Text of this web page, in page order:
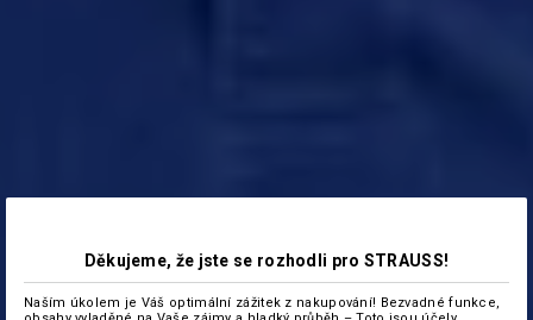
Děkujeme, že jste se rozhodli pro STRAUSS!
Naším úkolem je Váš optimální zážitek z nakupování! Bezvadné funkce,